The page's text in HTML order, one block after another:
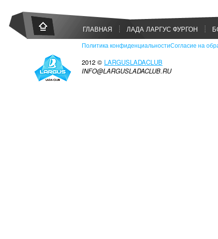
ГЛАВНАЯ ЛАДА ЛАРГУС ФУРГОН
Политика конфиденциальностиСогласие на
2012 © LARGUSLADACLUB
INFO@LARGUSLADACLUB.RU